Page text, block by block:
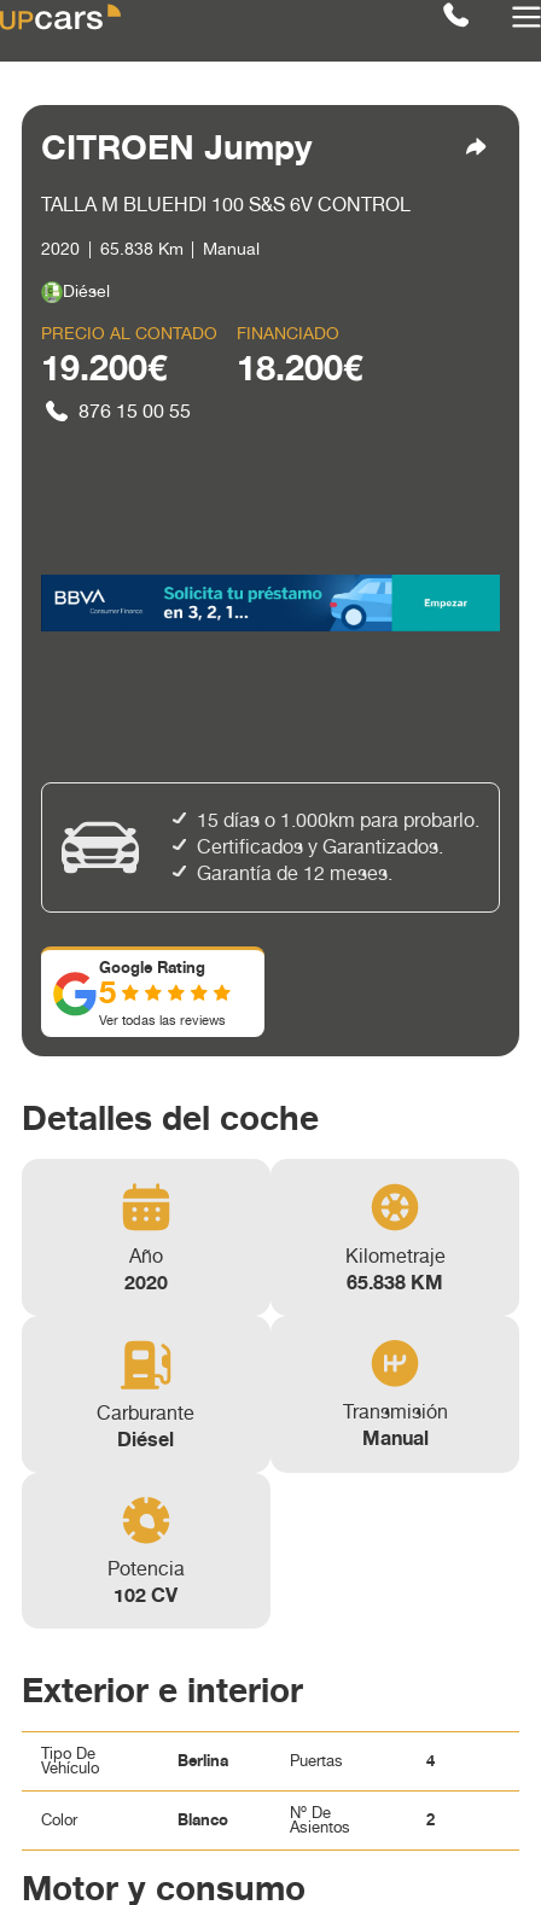
CITROEN Jumpy
TALLA M BLUEHDI 100 S&S 6V CONTROL
2020 65.838 Km Manual
Diésel
PRECIO AL CONTADO
19.200€
876 15 00 55
FINANCIADO
18.200€
15 días o 1.000km para probarlo.
Certificados y Garantizados.
Garantía de 12 meses.
Google Rating
5
Ver todas las reviews
Detalles del coche
Año
2020
Kilometraje
65.838 KM
Carburante
Diésel
Transmisión
Manual
Potencia
102 CV
Exterior e interior
Tipo De
Vehículo
Berlina Puertas 4
Color Blanco
Nº De
Asientos
2
Motor y consumo